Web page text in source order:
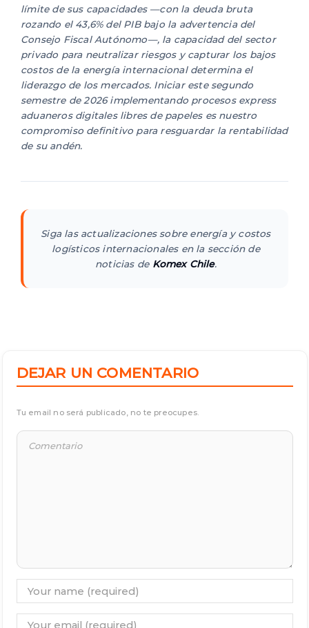
límite de sus capacidades —con la deuda bruta
rozando el 43,6% del PIB bajo la advertencia del
Consejo Fiscal Autónomo—, la capacidad del sector
privado para neutralizar riesgos y capturar los bajos
costos de la energía internacional determina el
liderazgo de los mercados. Iniciar este segundo
semestre de 2026 implementando procesos express
aduaneros digitales libres de papeles es nuestro
compromiso definitivo para resguardar la rentabilidad
de su andén.
Siga las actualizaciones sobre energía y costos
logísticos internacionales en la sección de
noticias de Komex Chile.
DEJAR UN COMENTARIO
Tu email no será publicado, no te preocupes.